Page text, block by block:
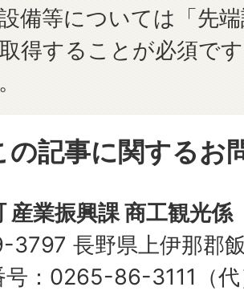
備等については「先
得することが必須で
の記事に関するお
産業振興課 商工観光係
3797 長野県上伊那郡
号：0265-86-3111（